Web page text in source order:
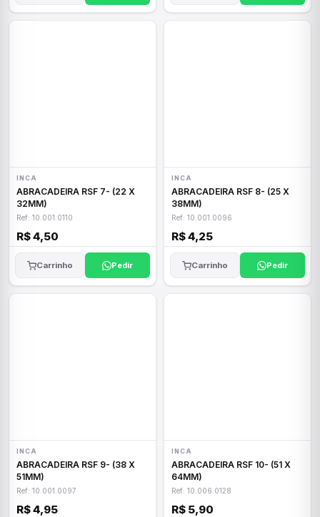
INCA
ABRACADEIRA RSF 7- (22 X
32MM)
Ref: 10.001.0110
R$ 4,50
Carrinho Pedir
INCA
ABRACADEIRA RSF 8- (25 X
38MM)
Ref: 10.001.0096
R$ 4,25
Carrinho Pedir
INCA
ABRACADEIRA RSF 9- (38 X
51MM)
Ref: 10.001.0097
R$ 4,95
INCA
ABRACADEIRA RSF 10- (51 X
64MM)
Ref: 10.006.0128
R$ 5,90